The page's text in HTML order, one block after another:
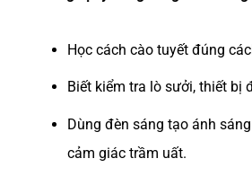
Học cách cào tuyết đúng
Biết kiểm tra lò sưởi, thiết bị
Dùng đèn sáng tạo ánh
cảm giác trầm uất.